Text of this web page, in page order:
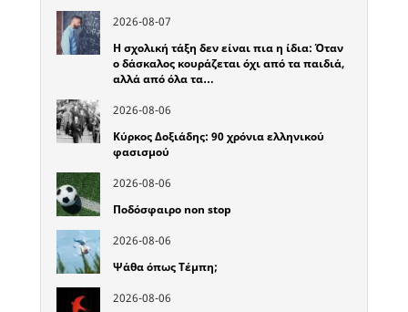
2026-08-07
Η σχολική τάξη δεν είναι πια η ίδια: Όταν
ο δάσκαλος κουράζεται όχι από τα παιδιά,
αλλά από όλα τα…
2026-08-06
Κύρκος Δοξιάδης: 90 χρόνια ελληνικού
φασισμού
2026-08-06
Ποδόσφαιρο non stop
2026-08-06
Ψάθα όπως Τέμπη;
2026-08-06